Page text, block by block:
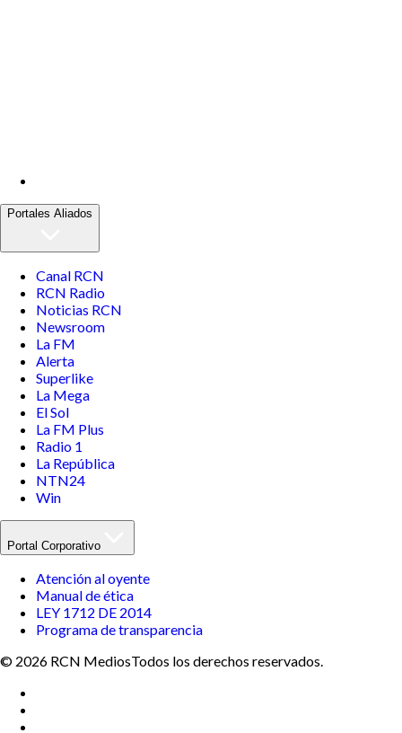
Portales Aliados
Canal RCN
RCN Radio
Noticias RCN
Newsroom
La FM
Alerta
Superlike
La Mega
El Sol
La FM Plus
Radio 1
La República
NTN24
Win
Portal Corporativo
Atención al oyente
Manual de ética
LEY 1712 DE 2014
Programa de transparencia
© 2026 RCN MediosTodos los derechos reservados.